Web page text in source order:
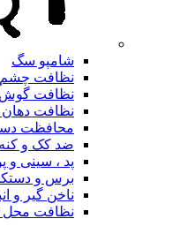
شامپو سگ
نظافت
نظافت
نظافت
محافظت
ضد کک و
پد ، سینی و
برس و
ناخن گیر و
نظافت محل